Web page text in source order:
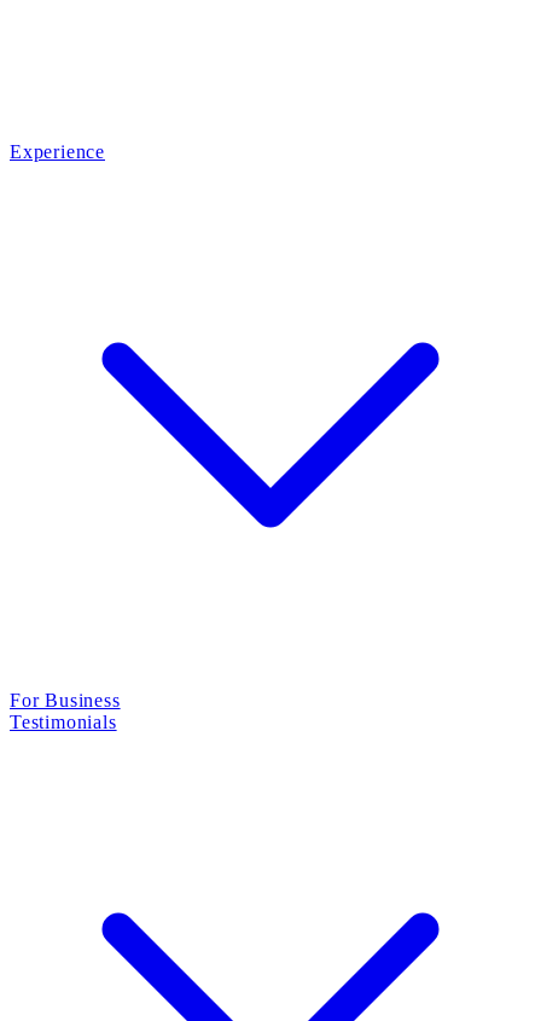
Experience
For Business
Testimonials